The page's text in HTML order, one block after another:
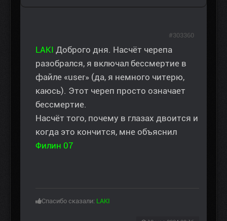
LAKI Доброго дня. Насчёт черепа
разобрался, я включал бессмертие в
файле «user» (да, я немного читерю,
каюсь). Этот череп просто означает
бессмертие.
Насчёт того, почему в глазах двоится и
когда это кончится, мне объяснил
Филин 07
Спасибо сказали: LAKI
#303360